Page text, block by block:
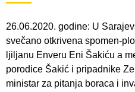
26.06.2020. godine: U
svečano otkrivena spomen-
ljiljanu Enveru Eni Šakiću a
porodice Šakić i pripadnike
ministar za pitanja boraca i